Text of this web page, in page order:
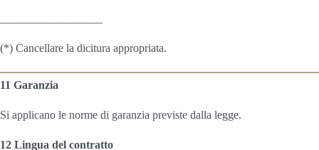
(*) Cancellare la dicitura appropriata.
11 Garanzia
Si applicano le norme di garanzia previste dalla legge.
12 Lingua del contratto